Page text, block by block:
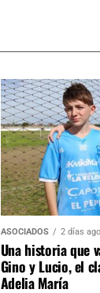
ASOCIADOS 2 días ago
Una historia que
Gino y Lucio, el
Adelia María